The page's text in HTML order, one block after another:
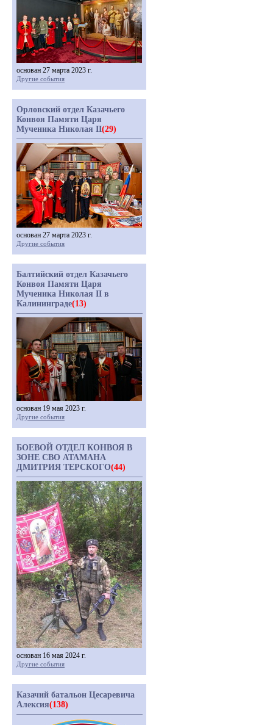
основан 27 марта 2023 г.
Другие события
Орловский отдел Казачьего
Конвоя Памяти Царя
Мученика Николая II(29)
основан 27 марта 2023 г.
Другие события
Балтийский отдел Казачьего
Конвоя Памяти Царя
Мученика Николая II в
Калининграде(13)
основан 19 мая 2023 г.
Другие события
БОЕВОЙ ОТДЕЛ КОНВОЯ В
ЗОНЕ СВО АТАМАНА
ДМИТРИЯ ТЕРСКОГО(44)
основан 16 мая 2024 г.
Другие события
Казачий батальон Цесаревича
Алексия(138)